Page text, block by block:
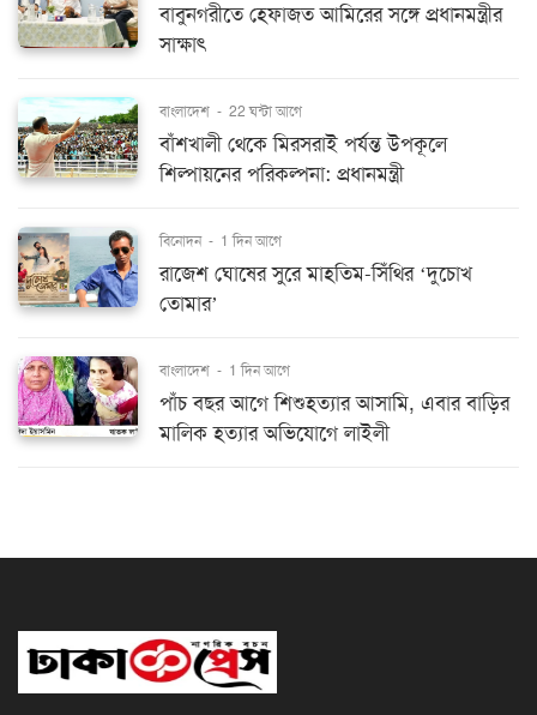
বাবুনগরীতে হেফাজত আমিরের সঙ্গে প্রধানমন্ত্রীর
সাক্ষাৎ
বাংলাদেশ - 22 ঘন্টা আগে
বাঁশখালী থেকে মিরসরাই পর্যন্ত উপকূলে
শিল্পায়নের পরিকল্পনা: প্রধানমন্ত্রী
বিনোদন - 1 দিন আগে
রাজেশ ঘোষের সুরে মাহতিম-সিঁথির ‘দুচোখ
তোমার’
বাংলাদেশ - 1 দিন আগে
পাঁচ বছর আগে শিশুহত্যার আসামি, এবার বাড়ির
মালিক হত্যার অভিযোগে লাইলী